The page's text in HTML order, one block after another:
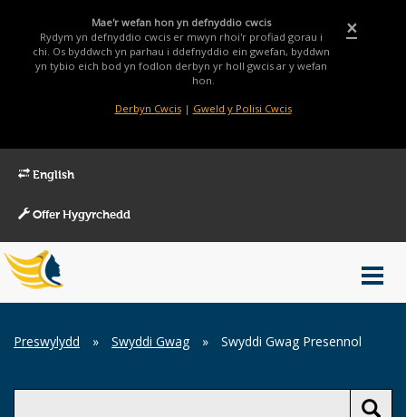
×
Mae'r wefan hon yn defnyddio cwcis
Rydym yn defnyddio cwcis er mwyn rhoi'r profiad gorau i
chi. Os byddwch yn parhau i ddefnyddio ein gwefan, byddwn
yn tybio eich bod yn fodlon derbyn yr holl gwcis ar y wefan
hon.
Derbyn Cwcis| Gweld y Polisi Cwcis
English
Offer Hygyrchedd
Main
Menu
Breadcrumb
Preswylydd » Swyddi Gwag » Swyddi Gwag Presennol